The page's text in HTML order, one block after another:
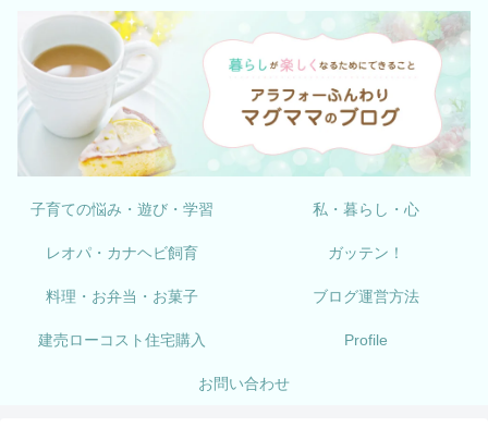
子育ての悩み・遊び・学習 私・暮らし・心
レオパ・カナヘビ飼育 ガッテン！
料理・お弁当・お菓子 ブログ運営方法
建売ローコスト住宅購入 Profile
お問い合わせ